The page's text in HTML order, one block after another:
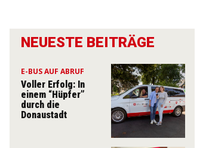
NEUESTE BEITRÄGE
E-BUS AUF ABRUF
Voller Erfolg: In
einem “Hüpfer”
durch die
Donaustadt